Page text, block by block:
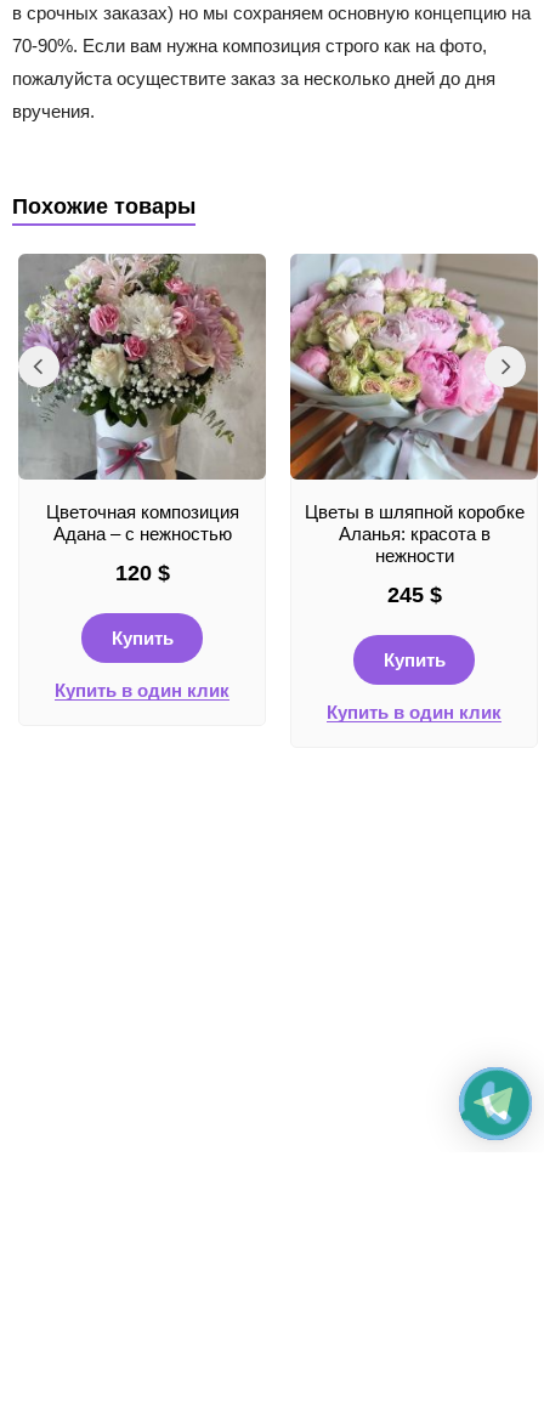
в срочных заказах) но мы сохраняем основную концепцию на
70-90%. Если вам нужна композиция строго как на фото,
пожалуйста осуществите заказ за несколько дней до дня
вручения.
Похожие товары
Цветочная композиция
Адана – с нежностью
120 $
Купить
Купить в один клик
Цветы в шляпной коробке
Аланья: красота в
нежности
245 $
Купить
Купить в один клик